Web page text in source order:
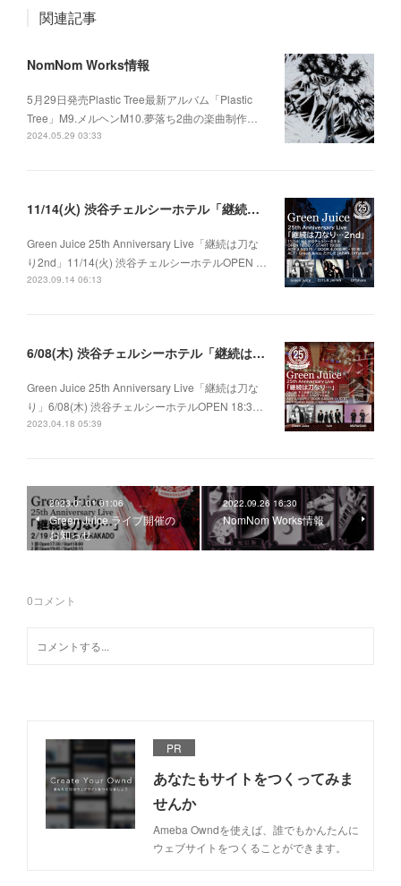
関連記事
NomNom Works情報
5月29日発売Plastic Tree最新アルバム「Plastic
Tree」M9.メルヘンM10.夢落ち2曲の楽曲制作…
2024.05.29 03:33
11/14(火) 渋谷チェルシーホテル「継続は刀なり…2nd」
Green Juice 25th Anniversary Live「継続は刀な
り2nd」11/14(火) 渋谷チェルシーホテルOPEN …
2023.09.14 06:13
6/08(木) 渋谷チェルシーホテル「継続は刀なり…」
Green Juice 25th Anniversary Live「継続は刀な
り」6/08(木) 渋谷チェルシーホテルOPEN 18:3…
2023.04.18 05:39
2023.01.01 01:06
Green Juice ライブ開催の
お知らせ
2022.09.26 16:30
NomNom Works情報
0コメント
PR
あなたもサイトをつくってみま
せんか
Ameba Owndを使えば、誰でもかんたんに
ウェブサイトをつくることができます。